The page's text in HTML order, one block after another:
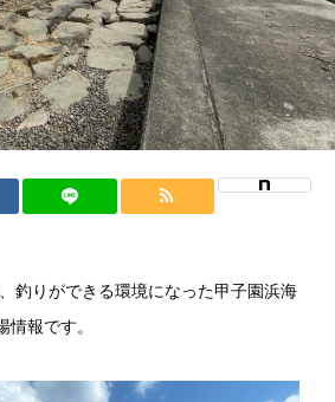
釣りができる環境になった甲子園浜海
報です。